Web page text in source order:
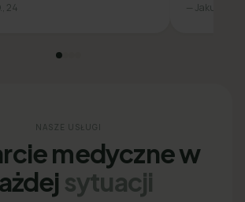
24 — Jakub L., 31
NASZE USŁUGI
medyczne w
sytuacji